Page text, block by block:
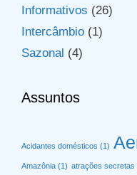
Informativos (26)
Intercâmbio (1)
Sazonal (4)
Assuntos
Acidantes domésticos (1)
Amazônia (1) atrações secretas